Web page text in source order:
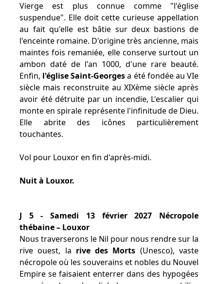
Vierge est plus connue comme "l'église
suspendue". Elle doit cette curieuse appellation
au fait qu'elle est bâtie sur deux bastions de
l'enceinte romaine. D'origine très ancienne, mais
maintes fois remaniée, elle conserve surtout un
ambon daté de l'an 1000, d'une rare beauté.
Enfin, l'église Saint-Georgesa été fondée au VIe
siècle mais reconstruite au XIXème siècle après
avoir été détruite par un incendie, L'escalier qui
monte en spirale représente l'infinitude de Dieu.
Elle abrite des icônes particulièrement
touchantes.
Vol pour Louxor en fin d'après-midi.
Nuit à Louxor.
J 5 - Samedi 13 février 2027 Nécropole
thébaine – Louxor
Nous traverserons le Nil pour nous rendre sur la
rive ouest, la rive des Morts (Unesco), vaste
nécropole où les souverains et nobles du Nouvel
Empire se faisaient enterrer dans des hypogées